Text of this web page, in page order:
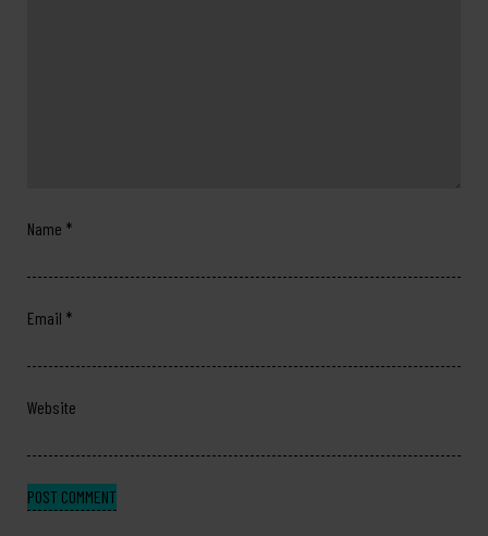
Name *
Email *
Website